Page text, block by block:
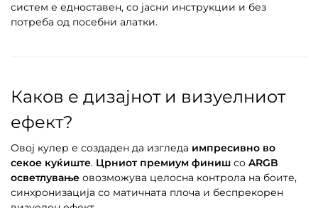
систем е едноставен, со јасни инструкции и без
потреба од посебни алатки.
Каков е дизајнот и визуелниот
ефект?
Овој кулер е создаден да изгледа импресивно во
секое куќиште. Црниот премиум финиш со ARGB
осветлување овозможува целосна контрола на боите,
синхронизација со матичната плоча и беспрекорен